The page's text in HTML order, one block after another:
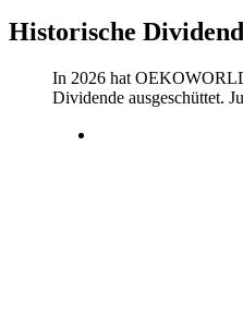
Historische
In 2026 hat
Dividende ausgeschüttet.